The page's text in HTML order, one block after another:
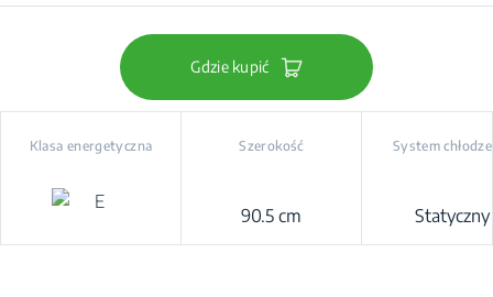
Gdzie kupić
Klasa energetyczna Szerokość
90.5 cm
System
Statyczny